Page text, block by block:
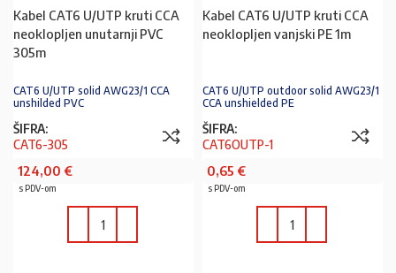
Kabel CAT6 U/UTP kruti CCA
neoklopljen unutarnji PVC
305m
CAT6 U/UTP solid AWG23/1 CCA
unshilded PVC
ŠIFRA:
CAT6-305
124,00 €
s PDV-om
Kabel CAT6 U/UTP kruti CCA
neoklopljen vanjski PE 1m
CAT6 U/UTP outdoor solid AWG23/1
CCA unshielded PE
ŠIFRA:
CAT6OUTP-1
0,65 €
s PDV-om